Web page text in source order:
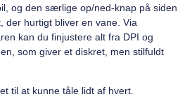
og den særlige op/ned-knap på siden
der hurtigt bliver en vane. Via
kan du finjustere alt fra DPI og
som giver et diskret, men stilfuldt
til at kunne tåle lidt af hvert.